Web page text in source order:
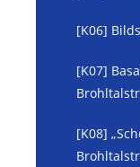
[K06]
[K07]
[K08]